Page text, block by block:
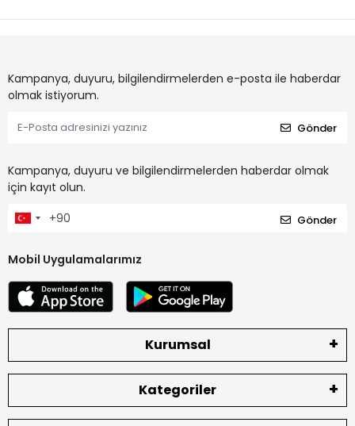
Kampanya, duyuru, bilgilendirmelerden e-posta ile haberdar
olmak istiyorum.
Gönder
Kampanya, duyuru ve bilgilendirmelerden haberdar olmak
için kayıt olun.
Gönder
Mobil Uygulamalarımız
Kurumsal
Kategoriler